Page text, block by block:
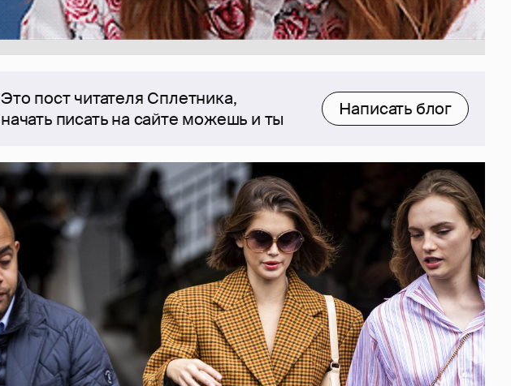
Это пост читателя Сплетника,
начать писать на сайте можешь и ты
Написать блог